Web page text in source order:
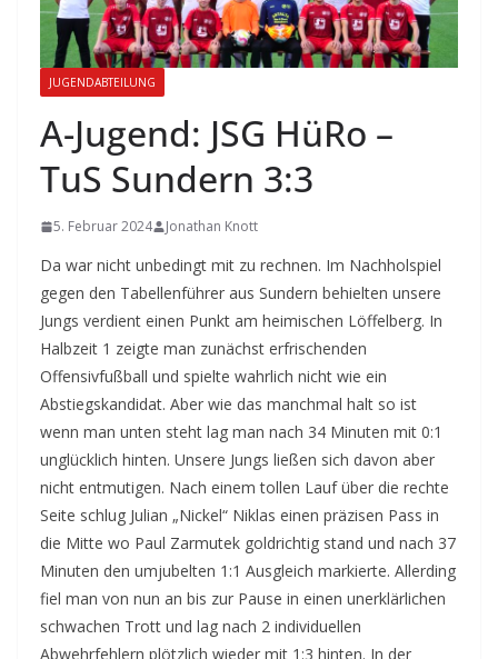
JUGENDABTEILUNG
A-Jugend: JSG HüRo –
TuS Sundern 3:3
5. Februar 2024 Jonathan Knott
Da war nicht unbedingt mit zu rechnen. Im Nachholspiel
gegen den Tabellenführer aus Sundern behielten unsere
Jungs verdient einen Punkt am heimischen Löffelberg. In
Halbzeit 1 zeigte man zunächst erfrischenden
Offensivfußball und spielte wahrlich nicht wie ein
Abstiegskandidat. Aber wie das manchmal halt so ist
wenn man unten steht lag man nach 34 Minuten mit 0:1
unglücklich hinten. Unsere Jungs ließen sich davon aber
nicht entmutigen. Nach einem tollen Lauf über die rechte
Seite schlug Julian „Nickel“ Niklas einen präzisen Pass in
die Mitte wo Paul Zarmutek goldrichtig stand und nach 37
Minuten den umjubelten 1:1 Ausgleich markierte. Allerding
fiel man von nun an bis zur Pause in einen unerklärlichen
schwachen Trott und lag nach 2 individuellen
Abwehrfehlern plötzlich wieder mit 1:3 hinten. In der